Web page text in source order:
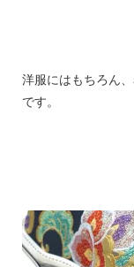
洋服にはもちろん
です。